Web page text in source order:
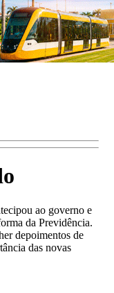
ao governo e
da Previdência.
depoimentos de
das novas